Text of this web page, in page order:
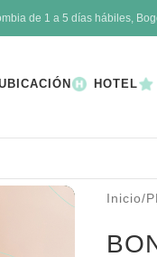
de 1 a 5 días hábiles,
HOTEL
Inicio/